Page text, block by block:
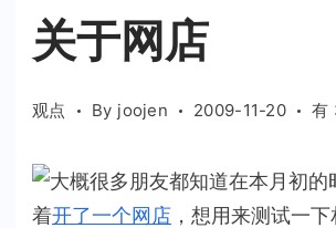
关于网店
观点 By joojen 2009-11-20
关
网
店
有
大概很多朋友都知道在本月初的
着开了一个网店 ，想用来测试一